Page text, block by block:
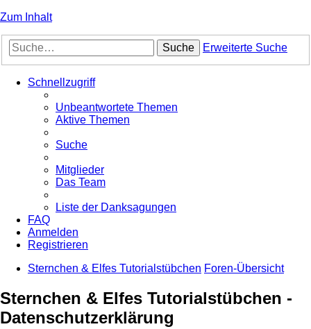
Zum Inhalt
Suche Erweiterte Suche
Schnellzugriff
Unbeantwortete Themen
Aktive Themen
Suche
Mitglieder
Das Team
Liste der Danksagungen
FAQ
Anmelden
Registrieren
Sternchen & Elfes Tutorialstübchen Foren-Übersicht
Sternchen & Elfes Tutorialstübchen -
Datenschutzerklärung